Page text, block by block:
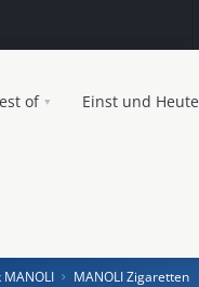
of Einst und Heute
MANOLI Zigaretten